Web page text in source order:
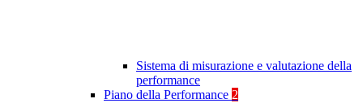
Sistema di misurazione e valutazione della
performance
Piano della Performance 2